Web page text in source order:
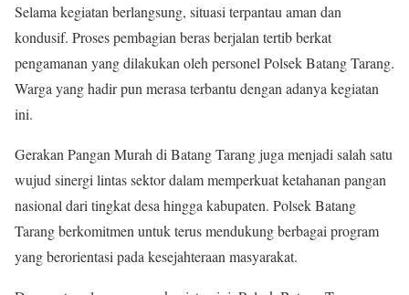
Selama kegiatan berlangsung, situasi terpantau aman dan
kondusif. Proses pembagian beras berjalan tertib berkat
pengamanan yang dilakukan oleh personel Polsek Batang Tarang.
Warga yang hadir pun merasa terbantu dengan adanya kegiatan
ini.
Gerakan Pangan Murah di Batang Tarang juga menjadi salah satu
wujud sinergi lintas sektor dalam memperkuat ketahanan pangan
nasional dari tingkat desa hingga kabupaten. Polsek Batang
Tarang berkomitmen untuk terus mendukung berbagai program
yang berorientasi pada kesejahteraan masyarakat.